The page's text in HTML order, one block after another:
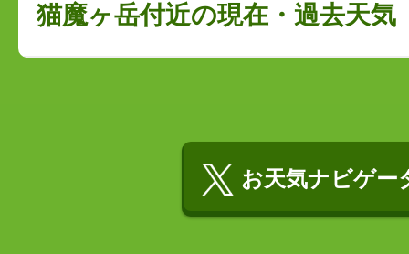
猫魔ヶ岳付近の現在・過去天気
お天気ナビゲー